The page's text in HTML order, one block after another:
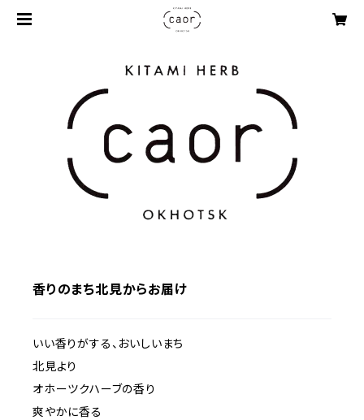
香りのまち北見からお届け
いい香りがする、おいしいまち
北見より
オホーツクハーブの香り
爽やかに香る